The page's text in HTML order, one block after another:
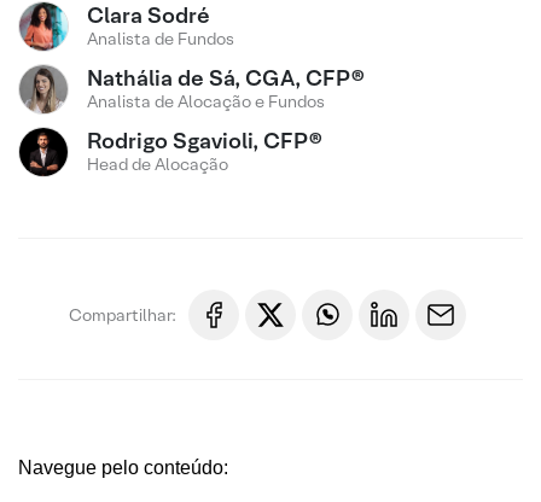
Clara Sodré
Analista de Fundos
Nathália de Sá, CGA, CFP®
Analista de Alocação e Fundos
Rodrigo Sgavioli, CFP®
Head de Alocação
Compartilhar:
Navegue pelo conteúdo: